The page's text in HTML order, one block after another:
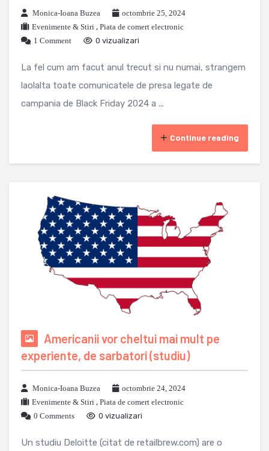
Monica-Ioana Buzea
octombrie 25, 2024
Evenimente & Stiri , Piata de comert electronic
1 Comment
0 vizualizari
La fel cum am facut anul trecut si nu numai, strangem
laolalta toate comunicatele de presa legate de
campania de Black Friday 2024 a ...
Continue reading
Americanii vor cheltui mai mult pe
experiente, de sarbatori (studiu)
Monica-Ioana Buzea
octombrie 24, 2024
Evenimente & Stiri , Piata de comert electronic
0 Comments
0 vizualizari
Un studiu Deloitte (citat de retailbrew.com) are o